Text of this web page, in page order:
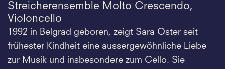
Streicherensemble Molto Crescendo,
Violoncello
1992 in Belgrad geboren, zeigt Sara Oster seit
frühester Kindheit eine aussergewöhnliche Liebe
zur Musik und insbesondere zum Cello. Sie